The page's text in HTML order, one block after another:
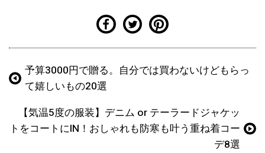
予算3000円で贈る。自分では買わないけどもらっ
て嬉しいもの20選
【気温5度の服装】デニム or テーラードジャケッ
トをコートにIN！おしゃれも防寒も叶う重ね着コー
デ8選